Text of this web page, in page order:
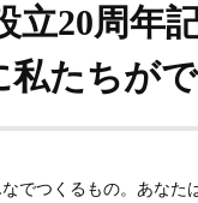
立20周年
たちが
でつくるもの。あなた